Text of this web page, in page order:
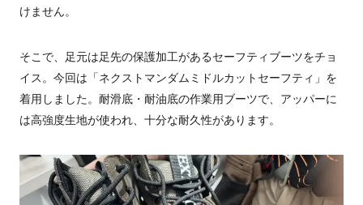
けません。
そこで、足元は足先の保護加工があるセーフティブーツをチョ
イス。今回は「ネクストマンダムミドルカットセーフティ」を
着用しました。耐滑底・耐油底の作業用ブーツで、アッパーに
は高強度生地が使われ、十分な耐久性があります。